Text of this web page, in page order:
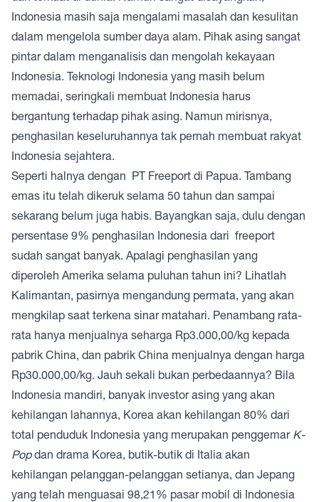
Indonesia masih saja mengalami masalah dan kesulitan
dalam mengelola sumber daya alam. Pihak asing sangat
pintar dalam menganalisis dan mengolah kekayaan
Indonesia. Teknologi Indonesia yang masih belum
memadai, seringkali membuat Indonesia harus
bergantung terhadap pihak asing. Namun mirisnya,
penghasilan keseluruhannya tak pernah membuat rakyat
Indonesia sejahtera.
Seperti halnya dengan PT Freeport di Papua. Tambang
emas itu telah dikeruk selama 50 tahun dan sampai
sekarang belum juga habis. Bayangkan saja, dulu dengan
persentase 9% penghasilan Indonesia dari freeport
sudah sangat banyak. Apalagi penghasilan yang
diperoleh Amerika selama puluhan tahun ini? Lihatlah
Kalimantan, pasirnya mengandung permata, yang akan
mengkilap saat terkena sinar matahari. Penambang rata-
rata hanya menjualnya seharga Rp3.000,00/kg kepada
pabrik China, dan pabrik China menjualnya dengan harga
Rp30.000,00/kg. Jauh sekali bukan perbedaannya? Bila
Indonesia mandiri, banyak investor asing yang akan
kehilangan lahannya, Korea akan kehilangan 80% dari
total penduduk Indonesia yang merupakan penggemar K-
Popdan drama Korea, butik-butik di Italia akan
kehilangan pelanggan-pelanggan setianya, dan Jepang
yang telah menguasai 98,21% pasar mobil di Indonesia